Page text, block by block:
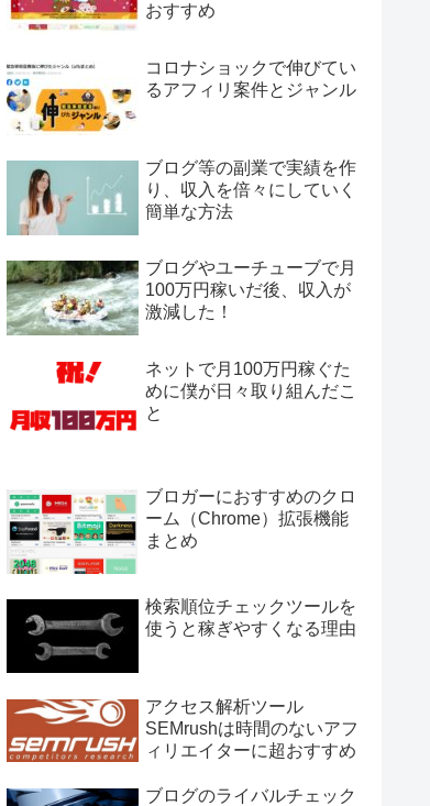
おすすめ
コロナショックで伸びてい
るアフィリ案件とジャンル
ブログ等の副業で実績を作
り、収入を倍々にしていく
簡単な方法
ブログやユーチューブで月
100万円稼いだ後、収入が
激減した！
ネットで月100万円稼ぐた
めに僕が日々取り組んだこ
と
ブロガーにおすすめのクロ
ーム（Chrome）拡張機能
まとめ
検索順位チェックツールを
使うと稼ぎやすくなる理由
アクセス解析ツール
SEMrushは時間のないアフ
ィリエイターに超おすすめ
ブログのライバルチェック